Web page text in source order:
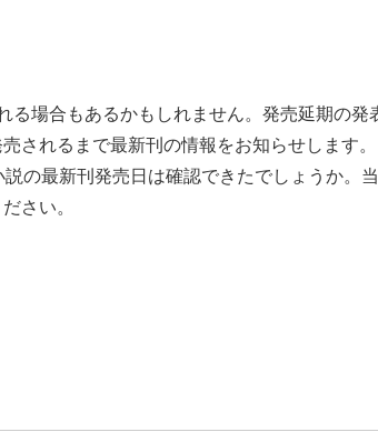
る場合もあるかもしれません。発売延期の発
されるまで最新刊の情報をお知らせします。
の最新刊発売日は確認できたでしょうか。
さい。